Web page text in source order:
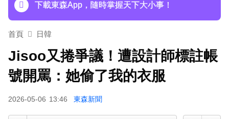
下載東森App，隨時掌握天下大小事！
首頁 日韓
Jisoo又捲爭議！遭設計師標註帳
號開罵：她偷了我的衣服
2026-05-06 13:46 東森新聞